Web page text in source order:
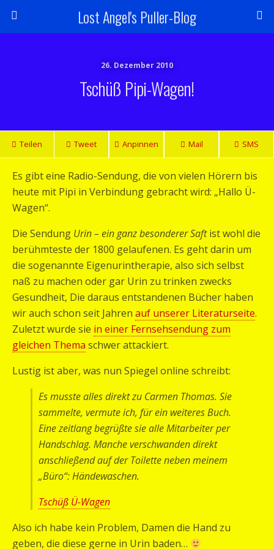
Lost Angel's Puller-Blog
26. Dezember 2010
Tschüß Pipi-Wagen!
Teilen Tweet Anpinnen Mail SMS
Es gibt eine Radio-Sendung, die von vielen Hörern bis
heute mit Pipi in Verbindung gebracht wird: „Hallo Ü-
Wagen“.
Die Sendung Urin – ein ganz besonderer Saftist wohl die
berühmteste der 1800 gelaufenen. Es geht darin um
die sogenannte Eigenurintherapie, also sich selbst
naß zu machen oder gar Urin zu trinken zwecks
Gesundheit, Die daraus entstandenen Bücher haben
wir auch schon seit Jahren auf unserer Literaturseite.
Zuletzt wurde sie in einer Fernsehsendung zum
gleichen Thema schwer attackiert.
Lustig ist aber, was nun Spiegel online schreibt:
Es musste alles direkt zu Carmen Thomas. Sie
sammelte, vermute ich, für ein weiteres Buch.
Eine zeitlang begrüßte sie alle Mitarbeiter per
Handschlag. Manche verschwanden direkt
anschließend auf der Toilette neben meinem
„Büro“: Händewaschen.
Tschüß Ü-Wagen
Also ich habe kein Problem, Damen die Hand zu
geben, die diese gerne in Urin baden…